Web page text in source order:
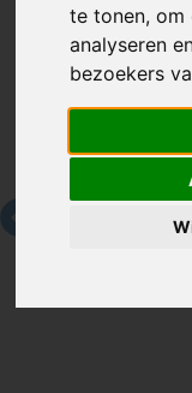
te tonen, om
analyseren
bezoekers